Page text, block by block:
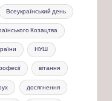
Всеукраїнський день
Козацтва
НУШ
вітання
досягнення